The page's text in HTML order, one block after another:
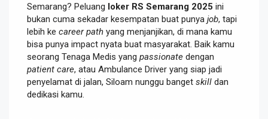
Semarang? Peluang loker RS Semarang 2025 ini
bukan cuma sekadar kesempatan buat punya job, tapi
lebih ke career path yang menjanjikan, di mana kamu
bisa punya impact nyata buat masyarakat. Baik kamu
seorang Tenaga Medis yang passionate dengan
patient care, atau Ambulance Driver yang siap jadi
penyelamat di jalan, Siloam nunggu banget skill dan
dedikasi kamu.